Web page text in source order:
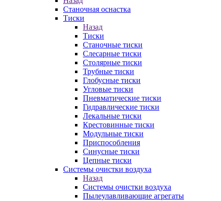
Станочная оснастка
Тиски
Назад
Тиски
Станочные тиски
Слесарные тиски
Столярные тиски
Трубные тиски
Глобусные тиски
Угловые тиски
Пневматические тиски
Гидравлические тиски
Лекальные тиски
Крестовинные тиски
Модульные тиски
Приспособления
Синусные тиски
Цепные тиски
Системы очистки воздуха
Назад
Системы очистки воздуха
Пылеулавливающие агрегаты